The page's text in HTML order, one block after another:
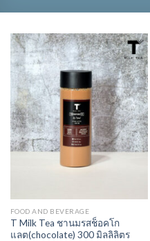
FOOD AND BEVERAGE
T Milk Tea ชานมรสช็อคโก
แลต(chocolate) 300 มิลลิลิตร